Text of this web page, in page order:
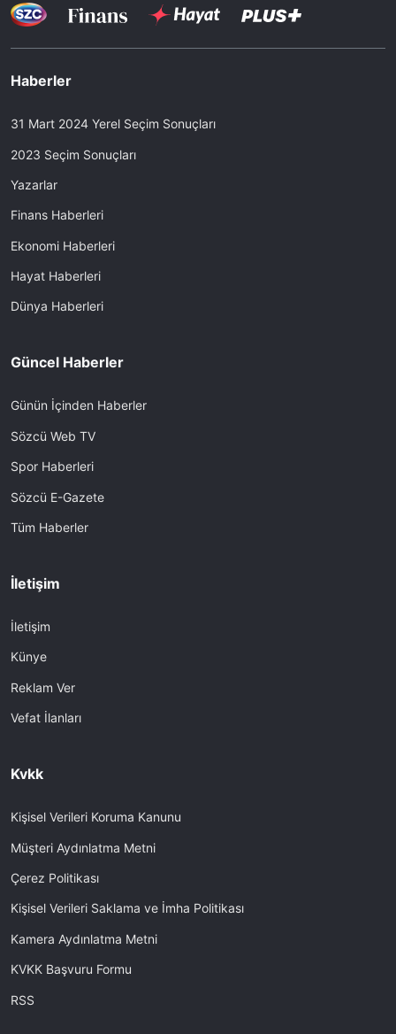
Haberler
31 Mart 2024 Yerel Seçim Sonuçları
2023 Seçim Sonuçları
Yazarlar
Finans Haberleri
Ekonomi Haberleri
Hayat Haberleri
Dünya Haberleri
Güncel Haberler
Günün İçinden Haberler
Sözcü Web TV
Spor Haberleri
Sözcü E-Gazete
Tüm Haberler
İletişim
İletişim
Künye
Reklam Ver
Vefat İlanları
Kvkk
Kişisel Verileri Koruma Kanunu
Müşteri Aydınlatma Metni
Çerez Politikası
Kişisel Verileri Saklama ve İmha Politikası
Kamera Aydınlatma Metni
KVKK Başvuru Formu
RSS